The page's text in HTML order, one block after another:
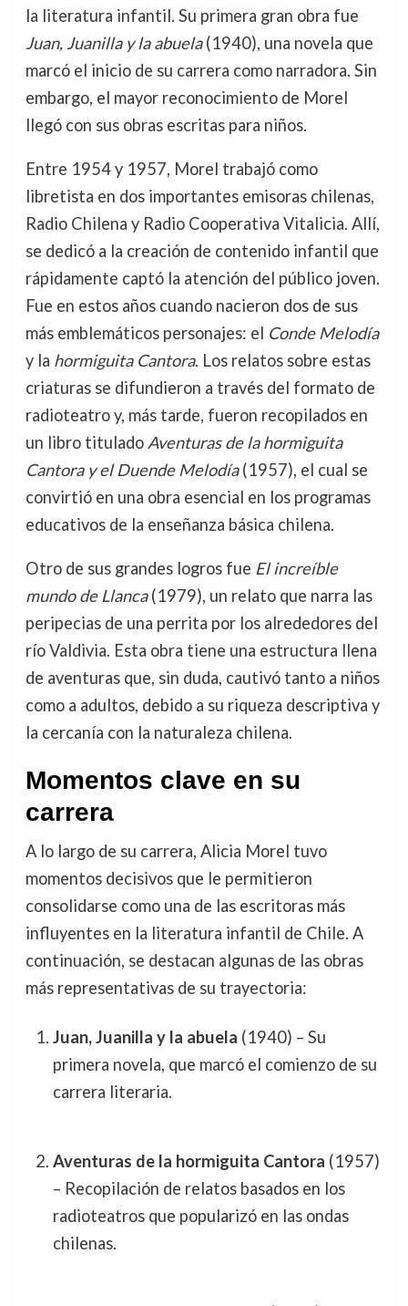
la literatura infantil. Su primera gran obra fue
Juan, Juanilla y la abuela(1940), una novela que
marcó el inicio de su carrera como narradora. Sin
embargo, el mayor reconocimiento de Morel
llegó con sus obras escritas para niños.
Entre 1954 y 1957, Morel trabajó como
libretista en dos importantes emisoras chilenas,
Radio Chilena y Radio Cooperativa Vitalicia. Allí,
se dedicó a la creación de contenido infantil que
rápidamente captó la atención del público joven.
Fue en estos años cuando nacieron dos de sus
más emblemáticos personajes: el Conde Melodía
y la hormiguita Cantora. Los relatos sobre estas
criaturas se difundieron a través del formato de
radioteatro y, más tarde, fueron recopilados en
un libro titulado Aventuras de la hormiguita
Cantora y el Duende Melodía(1957), el cual se
convirtió en una obra esencial en los programas
educativos de la enseñanza básica chilena.
Otro de sus grandes logros fue El increíble
mundo de Llanca(1979), un relato que narra las
peripecias de una perrita por los alrededores del
río Valdivia. Esta obra tiene una estructura llena
de aventuras que, sin duda, cautivó tanto a niños
como a adultos, debido a su riqueza descriptiva y
la cercanía con la naturaleza chilena.
Momentos clave en su
carrera
A lo largo de su carrera, Alicia Morel tuvo
momentos decisivos que le permitieron
consolidarse como una de las escritoras más
influyentes en la literatura infantil de Chile. A
continuación, se destacan algunas de las obras
más representativas de su trayectoria:
Juan, Juanilla y la abuela (1940) – Su
primera novela, que marcó el comienzo de su
carrera literaria.
Aventuras de la hormiguita Cantora (1957)
– Recopilación de relatos basados en los
radioteatros que popularizó en las ondas
chilenas.